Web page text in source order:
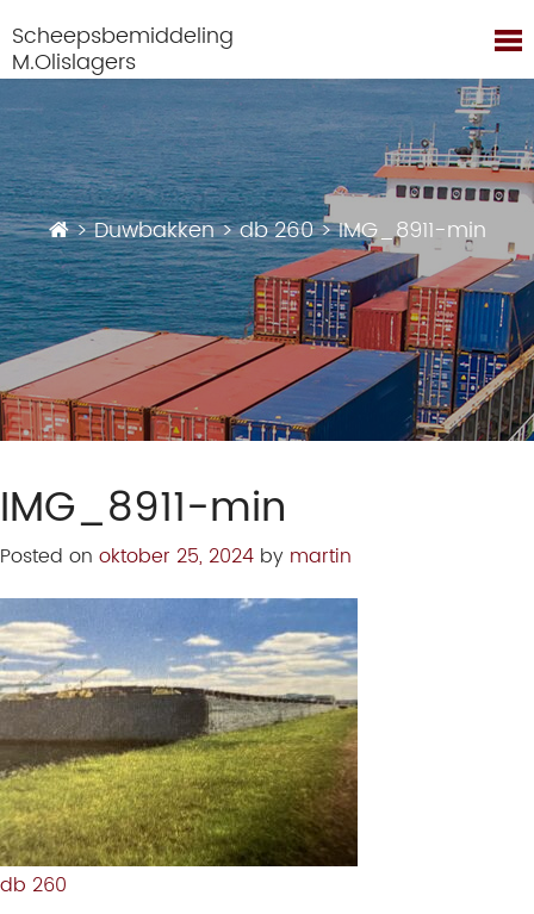
Scheepsbemiddeling
M.Olislagers
>Duwbakken>db 260>IMG_8911-min
IMG_8911-min
Posted on oktober 25, 2024 by martin
db 260